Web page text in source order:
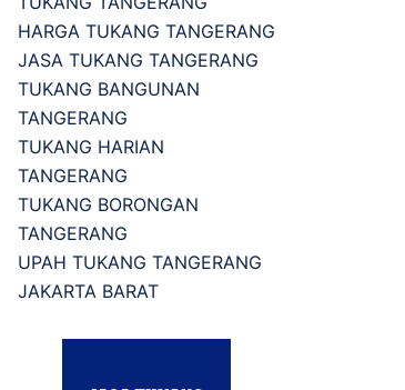
HARGA TUKANG TANGERANG
JASA TUKANG TANGERANG
TUKANG BANGUNAN
TANGERANG
TUKANG HARIAN
TANGERANG
TUKANG BORONGAN
TANGERANG
UPAH TUKANG TANGERANG
JAKARTA BARAT